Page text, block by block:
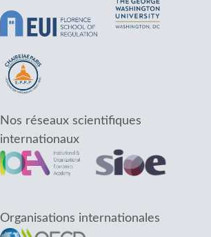
Nos réseaux scientifiques
internationaux
Organisations internationales